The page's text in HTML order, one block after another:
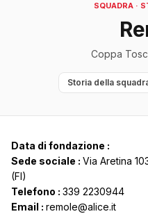
SQUADRA ·
Coppa
Storia della
Data di fondazione :
Sede sociale : Via Aretina
(FI)
Telefono : 339 2230944
Email : remole@alice.it